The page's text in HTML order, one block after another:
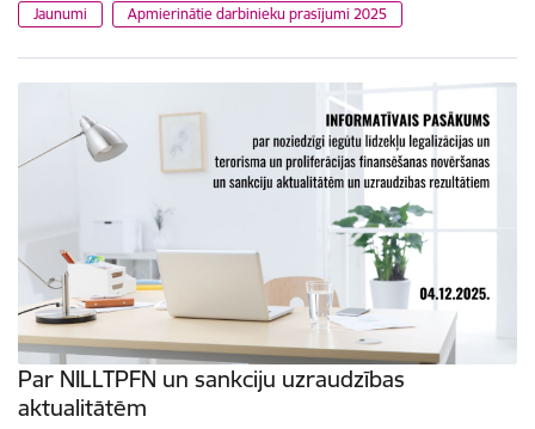
Jaunumi Apmierinātie darbinieku prasījumi 2025
Par NILLTPFN un sankciju uzraudzības
aktualitātēm